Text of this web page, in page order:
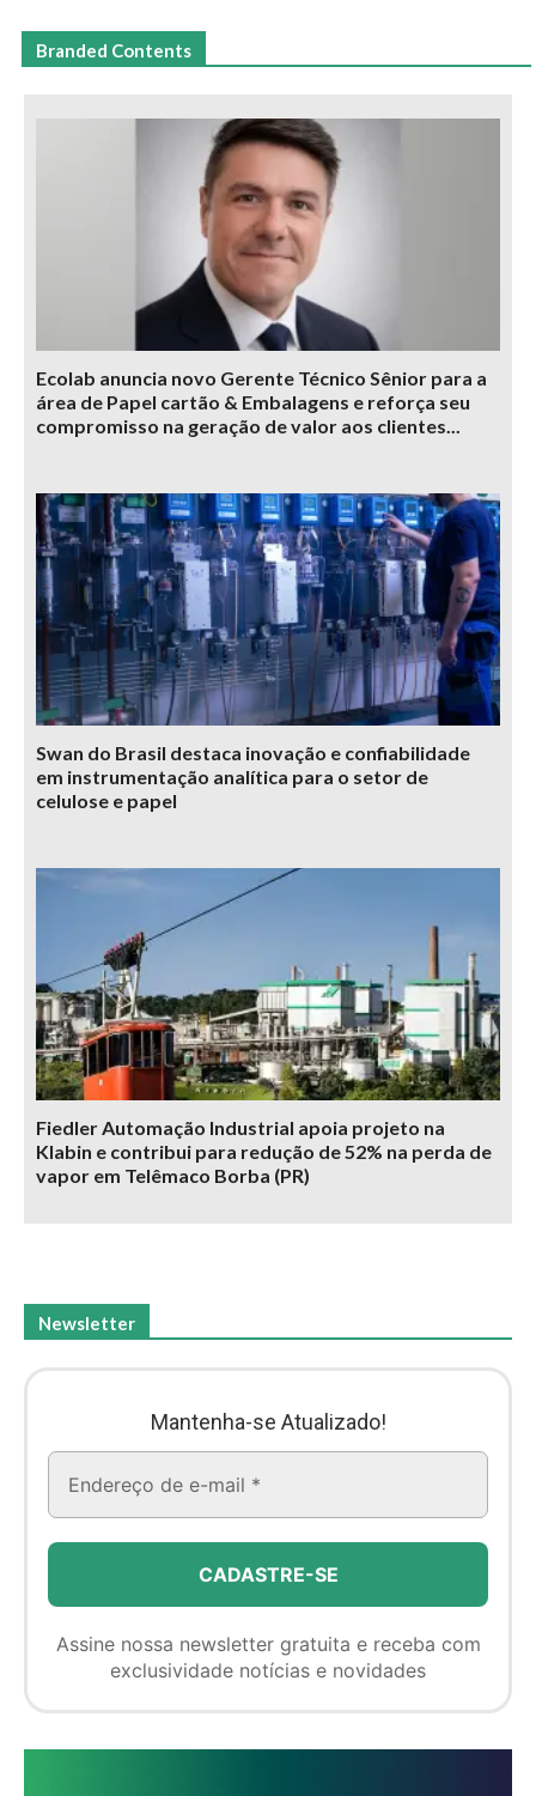
Branded Contents
Ecolab anuncia novo Gerente Técnico Sênior para a
área de Papel cartão & Embalagens e reforça seu
compromisso na geração de valor aos clientes...
Swan do Brasil destaca inovação e confiabilidade
em instrumentação analítica para o setor de
celulose e papel
Fiedler Automação Industrial apoia projeto na
Klabin e contribui para redução de 52% na perda de
vapor em Telêmaco Borba (PR)
Newsletter
Mantenha-se Atualizado!
Assine nossa newsletter gratuita e receba com
exclusividade notícias e novidades